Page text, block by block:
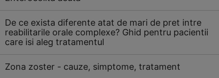
De ce exista diferente atat de mari de pret intre
reabilitarile orale complexe? Ghid pentru pacientii
care isi aleg tratamentul
Zona zoster - cauze, simptome, tratament